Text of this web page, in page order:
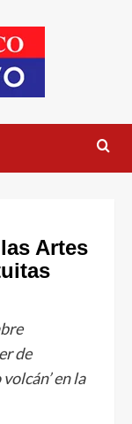
Artes
de
en la